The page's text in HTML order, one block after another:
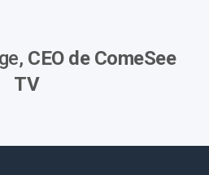
CEO de ComeSee
TV